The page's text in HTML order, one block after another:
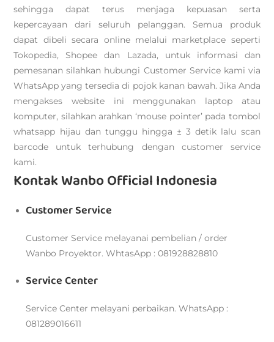
sehingga dapat terus menjaga kepuasan serta
kepercayaan dari seluruh pelanggan. Semua produk
dapat dibeli secara online melalui marketplace seperti
Tokopedia, Shopee dan Lazada, untuk informasi dan
pemesanan silahkan hubungi Customer Service kami via
WhatsApp yang tersedia di pojok kanan bawah. Jika Anda
mengakses website ini menggunakan laptop atau
komputer, silahkan arahkan ‘mouse pointer’ pada tombol
whatsapp hijau dan tunggu hingga ± 3 detik lalu scan
barcode untuk terhubung dengan customer service
kami.
Kontak Wanbo Official Indonesia
Customer Service
Customer Service melayanai pembelian / order
Wanbo Proyektor. WhtasApp : 081928828810
Service Center
Service Center melayani perbaikan. WhatsApp :
081289016611